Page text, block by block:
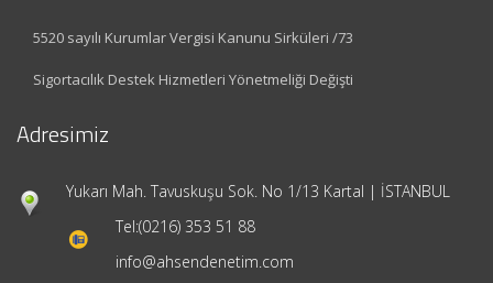
5520 sayılı Kurumlar Vergisi Kanunu Sirküleri /73
Sigortacılık Destek Hizmetleri Yönetmeliği Değişti
Adresimiz
Yukarı Mah. Tavuskuşu Sok. No 1/13 Kartal | İSTANBUL
Tel:(0216) 353 51 88
info@ahsendenetim.com